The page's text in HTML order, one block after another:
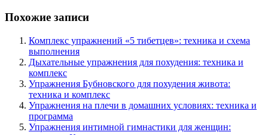
Похожие записи
Комплекс упражнений «5 тибетцев»: техника и схема
выполнения
Дыхательные упражнения для похудения: техника и
комплекс
Упражнения Бубновского для похудения живота:
техника и комплекс
Упражнения на плечи в домашних условиях: техника и
программа
Упражнения интимной гимнастики для женщин: